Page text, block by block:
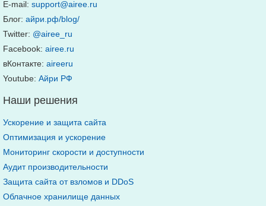
E-mail: support@airee.ru
Блог: айри.рф/blog/
Twitter: @airee_ru
Facebook: airee.ru
вКонтакте: aireeru
Youtube: Айри РФ
Наши решения
Ускорение и защита сайта
Оптимизация и ускорение
Мониторинг скорости и доступности
Аудит производительности
Защита сайта от взломов и DDoS
Облачное хранилище данных